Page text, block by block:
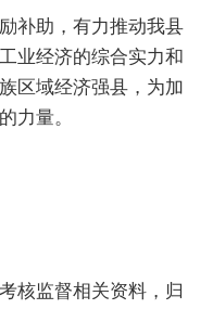
补助，有力推动我县
业经济的综合实力和
区域经济强县，为加
力量。
核监督相关资料，归